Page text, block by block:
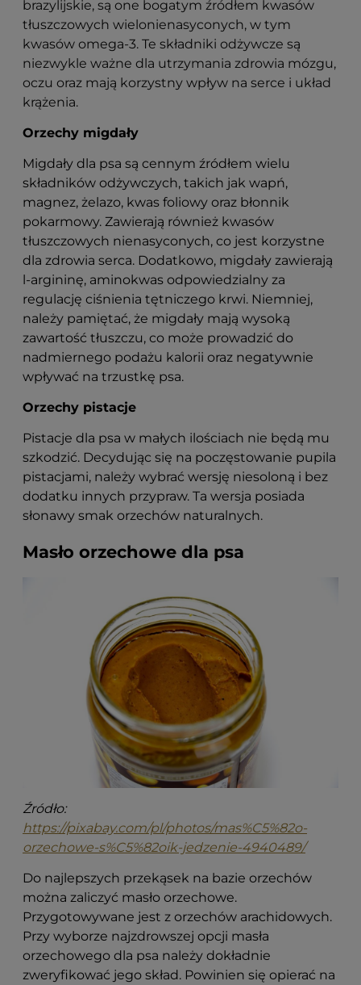
brazylijskie, są one bogatym źródłem kwasów
tłuszczowych wielonienasyconych, w tym
kwasów omega-3. Te składniki odżywcze są
niezwykle ważne dla utrzymania zdrowia mózgu,
oczu oraz mają korzystny wpływ na serce i układ
krążenia.
Orzechy migdały
Migdały dla psa są cennym źródłem wielu
składników odżywczych, takich jak wapń,
magnez, żelazo, kwas foliowy oraz błonnik
pokarmowy. Zawierają również kwasów
tłuszczowych nienasyconych, co jest korzystne
dla zdrowia serca. Dodatkowo, migdały zawierają
l-argininę, aminokwas odpowiedzialny za
regulację ciśnienia tętniczego krwi. Niemniej,
należy pamiętać, że migdały mają wysoką
zawartość tłuszczu, co może prowadzić do
nadmiernego podażu kalorii oraz negatywnie
wpływać na trzustkę psa.
Orzechy pistacje
Pistacje dla psa w małych ilościach nie będą mu
szkodzić. Decydując się na poczęstowanie pupila
pistacjami, należy wybrać wersję niesoloną i bez
dodatku innych przypraw. Ta wersja posiada
słonawy smak orzechów naturalnych.
Masło orzechowe dla psa
Źródło:
https://pixabay.com/pl/photos/mas%C5%82o-
orzechowe-s%C5%82oik-jedzenie-4940489/
Do najlepszych przekąsek na bazie orzechów
można zaliczyć masło orzechowe.
Przygotowywane jest z orzechów arachidowych.
Przy wyborze najzdrowszej opcji masła
orzechowego dla psa należy dokładnie
zweryfikować jego skład. Powinien się opierać na